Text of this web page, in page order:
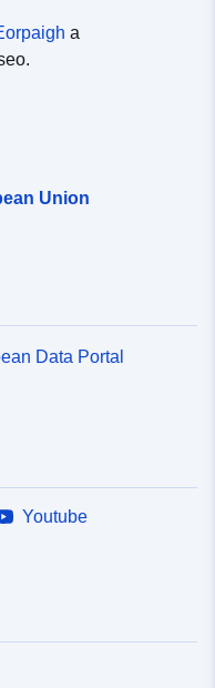
50.16764069 ] ]
dev.cete-
88u/dataset/
ResourceType/services
a
Union
Data Portal
Youtube